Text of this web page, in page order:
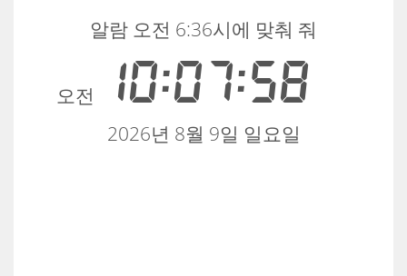
오전 10:07:58
알람 오전 6:36시에 맞춰 줘
2026년 8월 9일 일요일